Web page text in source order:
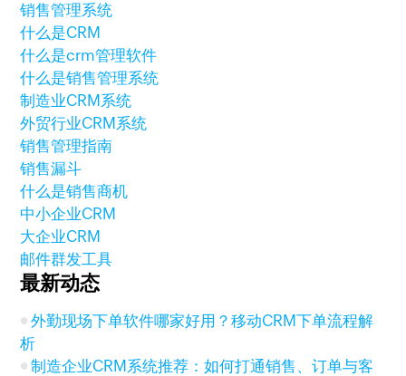
销售管理系统
什么是CRM
什么是crm管理软件
什么是销售管理系统
制造业CRM系统
外贸行业CRM系统
销售管理指南
销售漏斗
什么是销售商机
中小企业CRM
大企业CRM
邮件群发工具
最新动态
外勤现场下单软件哪家好用？移动CRM下单流程解
析
制造企业CRM系统推荐：如何打通销售、订单与客